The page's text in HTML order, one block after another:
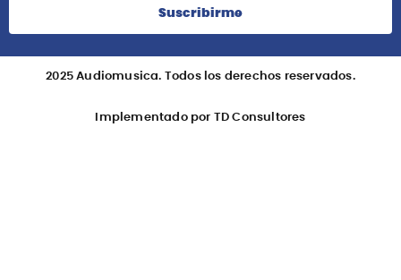
Suscribirme
2025 Audiomusica. Todos los derechos reservados.
Implementado por TD Consultores